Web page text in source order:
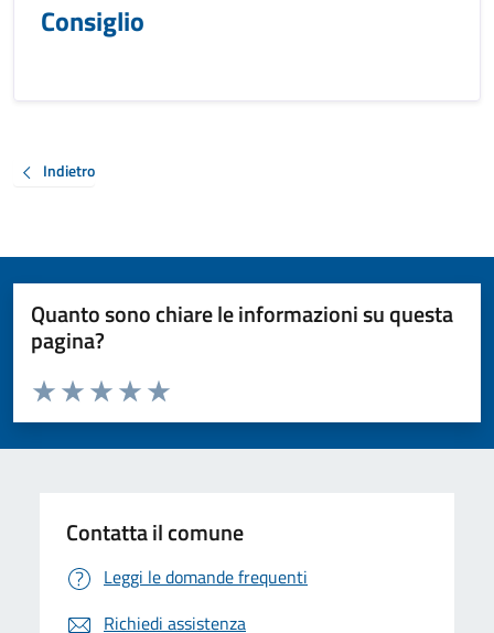
Consiglio
Indietro
Quanto sono chiare le informazioni su questa
pagina?
Valuta da 1 a 5 stelle la pagina
Valuta 5 stelle su 5
Valuta 4 stelle su 5
Valuta 3 stelle su 5
Valuta 2 stelle su 5
Valuta 1 stelle su 5
Contatta il comune
Leggi le domande frequenti
Richiedi assistenza